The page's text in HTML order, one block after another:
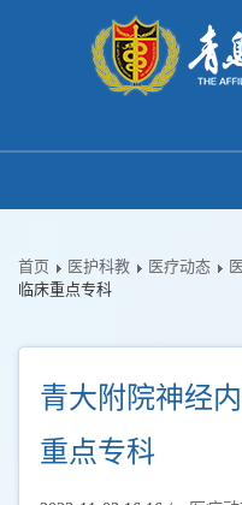
首页 医护科教 医疗动态
临床重点专科
青大附院神经
重点专科